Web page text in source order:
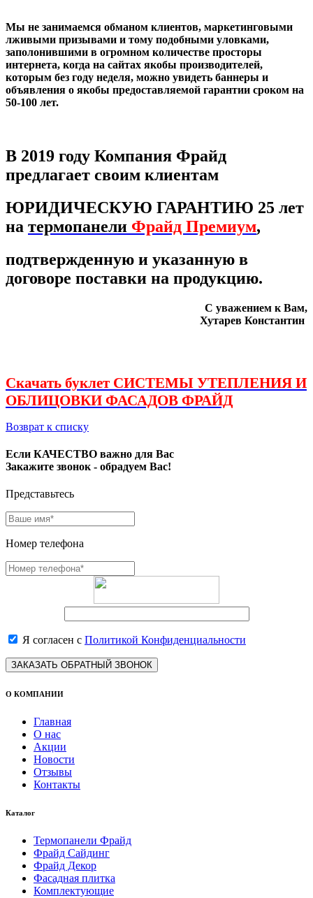
Мы не занимаемся обманом клиентов, маркетинговыми
лживыми призывами и тому подобными уловками,
заполонившими в огромном количестве просторы
интернета, когда на сайтах якобы производителей,
которым без году неделя, можно увидеть баннеры и
объявления о якобы предоставляемой гарантии сроком на
50-100 лет.
В 2019 году Компания Фрайд
предлагает своим клиентам
ЮРИДИЧЕСКУЮ ГАРАНТИЮ 25 лет
на термопанели Фрайд Премиум,
подтвержденную и указанную в
договоре поставки на продукцию.
С уважением к Вам,
Хутарев Константин
Скачать буклет СИСТЕМЫ УТЕПЛЕНИЯ И
ОБЛИЦОВКИ ФАСАДОВ ФРАЙД
Возврат к списку
Если КАЧЕСТВО важно для Вас
Закажите звонок - обрадуем Вас!
Представьтесь
Номер телефона
Я согласен с Политикой Конфиденциальности
ЗАКАЗАТЬ ОБРАТНЫЙ ЗВОНОК
О КОМПАНИИ
Главная
О нас
Акции
Новости
Отзывы
Контакты
Каталог
Термопанели Фрайд
Фрайд Сайдинг
Фрайд Декор
Фасадная плитка
Комплектующие